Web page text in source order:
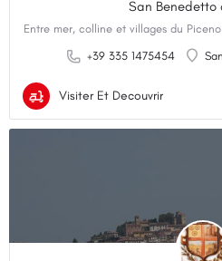
San Benedetto
+39 335 1475454
Visiter Et Decouvrir